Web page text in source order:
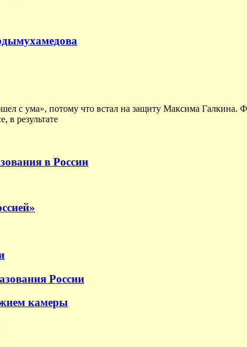
с ума», потому что встал на защиту Максима
в результате
в России
России
камеры